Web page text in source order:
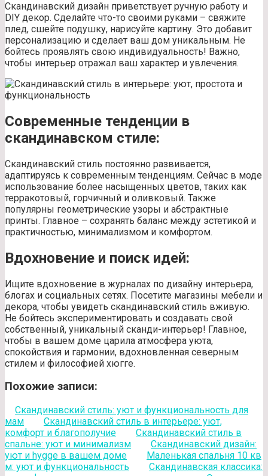
Скандинавский дизайн приветствует ручную работу и
DIY декор. Сделайте что-то своими руками – свяжите
плед, сшейте подушку, нарисуйте картину. Это добавит
персонализацию и сделает ваш дом уникальным. Не
бойтесь проявлять свою индивидуальность! Важно,
чтобы интерьер отражал ваш характер и увлечения.
Современные тенденции в
скандинавском стиле:
Скандинавский стиль постоянно развивается,
адаптируясь к современным тенденциям. Сейчас в моде
использование более насыщенных цветов, таких как
терракотовый, горчичный и оливковый. Также
популярны геометрические узоры и абстрактные
принты. Главное – сохранять баланс между эстетикой и
практичностью, минимализмом и комфортом.
Вдохновение и поиск идей:
Ищите вдохновение в журналах по дизайну интерьера,
блогах и социальных сетях. Посетите магазины мебели и
декора, чтобы увидеть скандинавский стиль вживую.
Не бойтесь экспериментировать и создавать свой
собственный, уникальный сканди-интерьер! Главное,
чтобы в вашем доме царила атмосфера уюта,
спокойствия и гармонии, вдохновленная северным
стилем и философией хюгге.
Похожие записи:
Скандинавский стиль: уют и функциональность для
мам
Скандинавский стиль в интерьере: уют,
комфорт и благополучие
Скандинавский стиль в
спальне: уют и минимализм
Скандинавский дизайн:
уют и hygge в вашем доме
Маленькая спальня 10 кв
м: уют и функциональность
Скандинавская классика: